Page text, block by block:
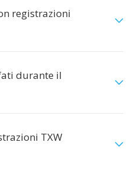
registrazioni
durante il
TXW